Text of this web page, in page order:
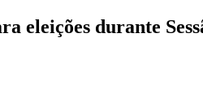
eleições durante